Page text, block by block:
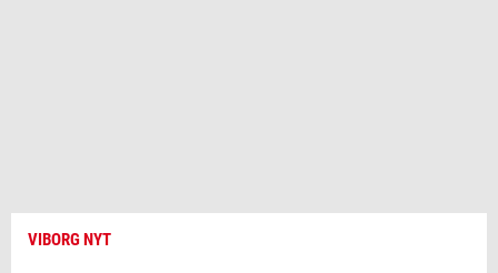
VIBORG NYT